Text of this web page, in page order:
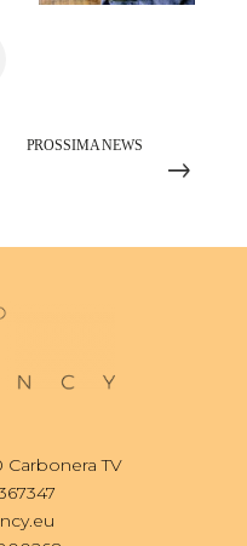
PROSSIMA NEWS
Carbonera TV